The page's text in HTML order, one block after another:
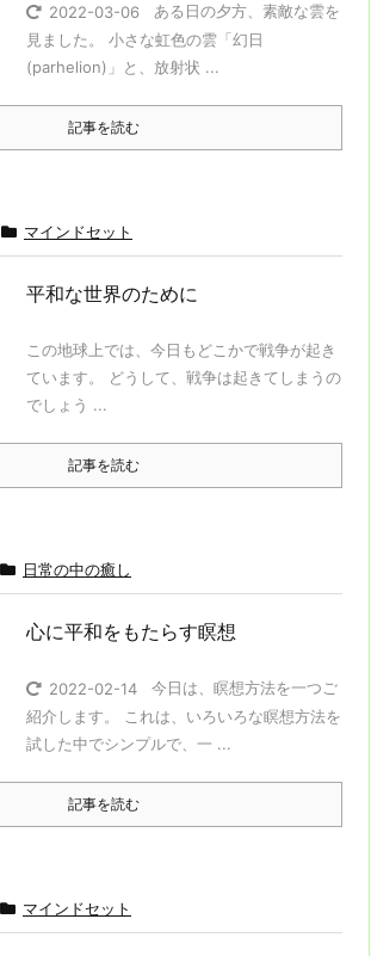
2022-03-06
ある日の夕方、素敵な雲を
見ました。 小さな虹色の雲「幻日
(parhelion)」と、放射状 ...
記事を読む
マインドセット
平和な世界のために
この地球上では、今日もどこかで戦争が起き
ています。 どうして、戦争は起きてしまうの
でしょう ...
記事を読む
日常の中の癒し
心に平和をもたらす瞑想
2022-02-14
今日は、瞑想方法を一つご
紹介します。 これは、いろいろな瞑想方法を
試した中でシンプルで、一 ...
記事を読む
マインドセット